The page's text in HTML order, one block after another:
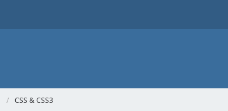
CSS & CSS3